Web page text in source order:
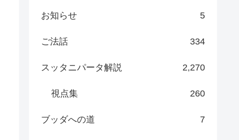
お知らせ 5
ご法話 334
スッタニパータ解説 2,270
視点集 260
ブッダへの道 7